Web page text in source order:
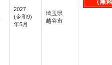
2027
(令和9)
年5月
埼玉県
越谷市